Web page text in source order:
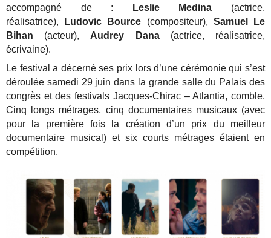
accompagné de :
Leslie Medina (actrice,
réalisatrice),
Ludovic Bource (compositeur), Samuel Le
Bihan (acteur), Audrey Dana(actrice, réalisatrice,
écrivaine).
Le festival a décerné ses prix lors d’une cérémonie qui s’est
déroulée samedi 29 juin dans la grande salle du Palais des
congrès et des festivals Jacques-Chirac – Atlantia, comble.
Cinq longs métrages, cinq documentaires musicaux (avec
pour la première fois la création d’un prix du meilleur
documentaire musical) et six courts métrages étaient en
compétition.